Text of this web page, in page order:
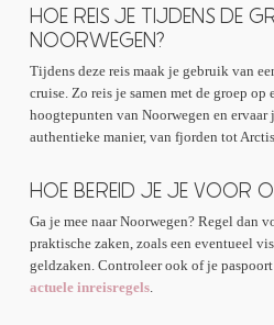
HOE REIS JE TIJDENS DE
NOORWEGEN?
Tijdens deze reis maak je gebruik van
cruise. Zo reis je samen met de groep op
hoogtepunten van Noorwegen en ervaar
authentieke manier, van fjorden tot
HOE BEREID JE JE VOOR
Ga je mee naar Noorwegen? Regel dan
praktische zaken, zoals een eventueel
geldzaken. Controleer ook of je
actuele inreisregels.